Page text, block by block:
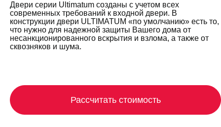
Двери серии Ultimatum созданы с учетом всех
современных требований к входной двери. В
конструкции двери ULTIMATUM «по умолчанию» есть то,
что нужно для надежной защиты Вашего дома от
несанкционированного вскрытия и взлома, а также от
сквозняков и шума.
Рассчитать стоимость